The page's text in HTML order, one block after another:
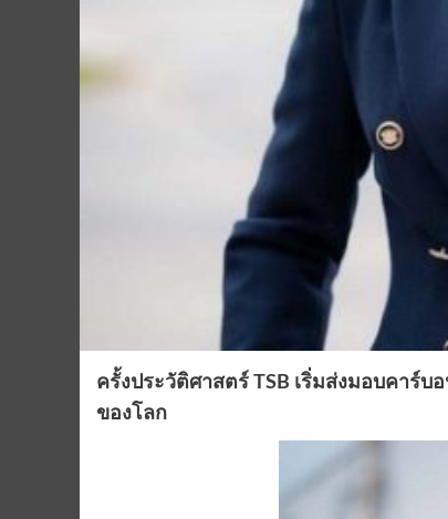
ครั้งประวัติศาสตร์ TSB เริ่มส่งมอบคาร์
ของโลก